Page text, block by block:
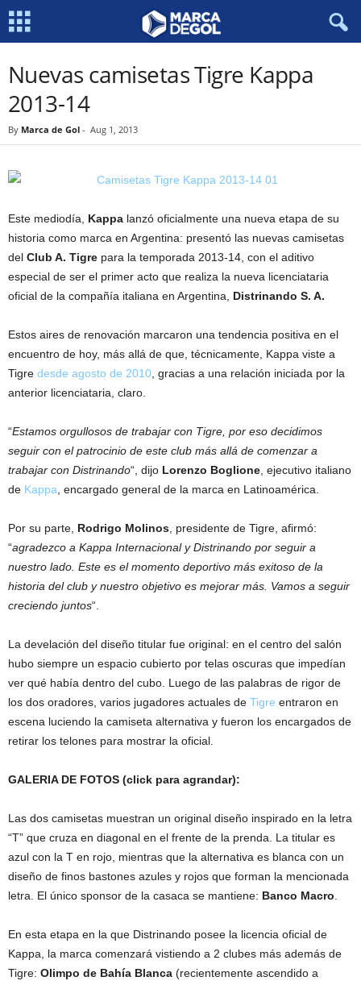
Nuevas camisetas Tigre Kappa
2013-14
By Marca de Gol - Aug 1, 2013
Este mediodía, Kappa lanzó oficialmente una nueva etapa de su
historia como marca en Argentina: presentó las nuevas camisetas
del Club A. Tigre para la temporada 2013-14, con el aditivo
especial de ser el primer acto que realiza la nueva licenciataria
oficial de la compañía italiana en Argentina, Distrinando S. A.
Estos aires de renovación marcaron una tendencia positiva en el
encuentro de hoy, más allá de que, técnicamente, Kappa viste a
Tigre desde agosto de 2010 , gracias a una relación iniciada por la
anterior licenciataria, claro.
“Estamos orgullosos de trabajar con Tigre, por eso decidimos
seguir con el patrocinio de este club más allá de comenzar a
trabajar con Distrinando“, dijo Lorenzo Boglione , ejecutivo italiano
de Kappa , encargado general de la marca en Latinoamérica.
Por su parte, Rodrigo Molinos , presidente de Tigre, afirmó:
“agradezco a Kappa Internacional y Distrinando por seguir a
nuestro lado. Este es el momento deportivo más exitoso de la
historia del club y nuestro objetivo es mejorar más. Vamos a seguir
creciendo juntos“.
La develación del diseño titular fue original: en el centro del salón
hubo siempre un espacio cubierto por telas oscuras que impedían
ver qué había dentro del cubo. Luego de las palabras de rigor de
los dos oradores, varios jugadores actuales de Tigre entraron en
escena luciendo la camiseta alternativa y fueron los encargados de
retirar los telones para mostrar la oficial.
GALERIA DE FOTOS (click para agrandar):
Las dos camisetas muestran un original diseño inspirado en la letra
“T” que cruza en diagonal en el frente de la prenda. La titular es
azul con la T en rojo, mientras que la alternativa es blanca con un
diseño de finos bastones azules y rojos que forman la mencionada
letra. El único sponsor de la casaca se mantiene: Banco Macro
En esta etapa en la que Distrinando posee la licencia oficial de
Kappa, la marca comenzará vistiendo a 2 clubes más además de
Tigre: Olimpo de Bahía Blanca (recientemente ascendido a